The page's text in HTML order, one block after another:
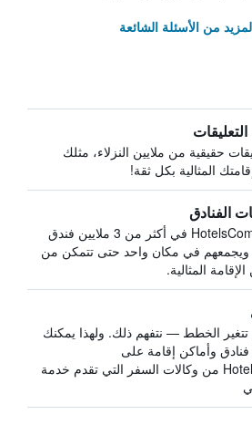
من الأسئلة الشائعة
حقيقية من ملايين النزلاء، مثلك
المثالية بكل ثقة!
الفنادق
يبحث HotelsCombined في أكثر من 3 ملايين فندق
ويجمعهم في مكان واحد حتى تتمكن من
المثالية.
تتغير الخطط — نتفهم ذلك. ولهذا يمكنك
وأماكن إقامة على
HotelsCombined من وكالات السفر التي تقدم خدمة